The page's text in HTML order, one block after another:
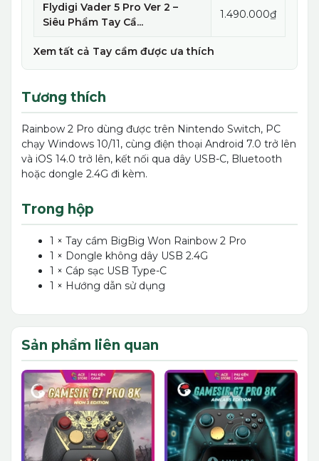
Flydigi Vader 5 Pro Ver 2 –
Siêu Phẩm Tay Cầ...
1.490.000₫
Xem tất cả Tay cầm được ưa thích
Tương thích
Rainbow 2 Pro dùng được trên Nintendo Switch, PC
chạy Windows 10/11, cùng điện thoại Android 7.0 trở lên
và iOS 14.0 trở lên, kết nối qua dây USB-C, Bluetooth
hoặc dongle 2.4G đi kèm.
Trong hộp
1 × Tay cầm BigBig Won Rainbow 2 Pro
1 × Dongle không dây USB 2.4G
1 × Cáp sạc USB Type-C
1 × Hướng dẫn sử dụng
Sản phẩm liên quan